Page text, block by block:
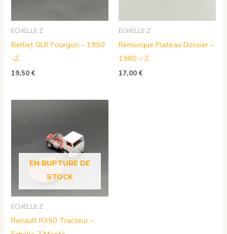
ECHELLE Z
Berliet GLR Fourgon – 1950
-Z
19,50€
ECHELLE Z
Remorque Plateau Dossier –
1980 – Z
17,00 €
EN RUPTURE DE
STOCK
ECHELLE Z
Renault R350 Tracteur –